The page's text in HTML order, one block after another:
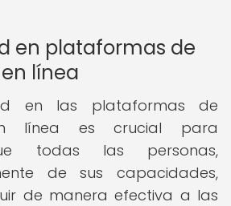
en plataformas de
línea
en las plataformas de
línea es crucial para
todas las personas,
de sus capacidades,
de manera efectiva a las